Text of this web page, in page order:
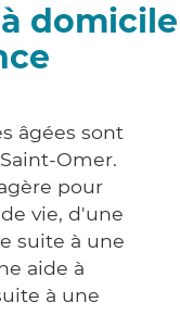
domicile
âgées sont
Omer.
pour
vie, d'une
suite à une
aide à
à une